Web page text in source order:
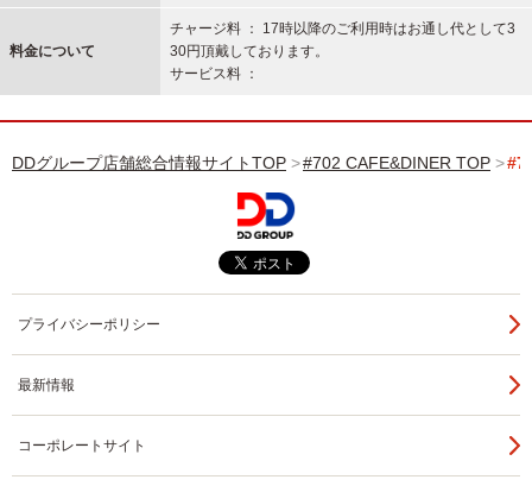
料金について
チャージ料 ： 17時以降のご利用時はお通し代として3
30円頂戴しております。
サービス料 ：
DDグループ店舗総合情報サイトTOP #702 CAFE&DINER TOP
プライバシーポリシー
最新情報
コーポレートサイト